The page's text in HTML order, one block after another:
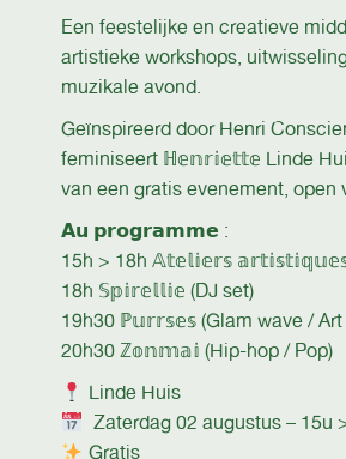
Een feestelijke en creatieve
artistieke workshops,
muzikale avond.
Geïnspireerd door Henri
feminiseert ℍ𝕖𝕟𝕣𝕚𝕖𝕥𝕥𝕖 Linde
van een gratis evenement, open
𝗔𝘂 𝗽𝗿𝗼𝗴𝗿𝗮𝗺𝗺𝗲 :
15h > 18h 𝔸𝕥𝕖𝕝𝕚𝕖𝕣𝕤
18h 𝕊𝕡𝕚𝕣𝕖𝕝𝕝𝕚𝕖 (DJ set)
19h30 ℙ𝕦𝕣𝕣𝕤𝕖𝕤 (Glam wave /
20h30 ℤ𝕠𝕟𝕞𝕒𝕚 (Hip-hop / Pop)
Linde Huis
Zaterdag 02 augustus – 15u
Gratis